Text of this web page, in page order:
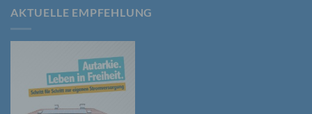
AKTUELLE EMPFEHLUNG
oder jede solche Vorgangsreihe im
Zusammenhang mit personenbezogenen Daten
wie das Erheben, das Erfassen, die Organisation,
das Ordnen, die Speicherung, die Anpassung oder
Veränderung, das Auslesen, das Abfragen, die
Verwendung, die Offenlegung durch Übermittlung,
Verbreitung oder eine andere Form der
Bereitstellung, den Abgleich oder die Verknüpfung,
die Einschränkung, das Löschen oder die